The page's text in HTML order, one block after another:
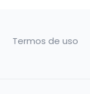
Termos de uso